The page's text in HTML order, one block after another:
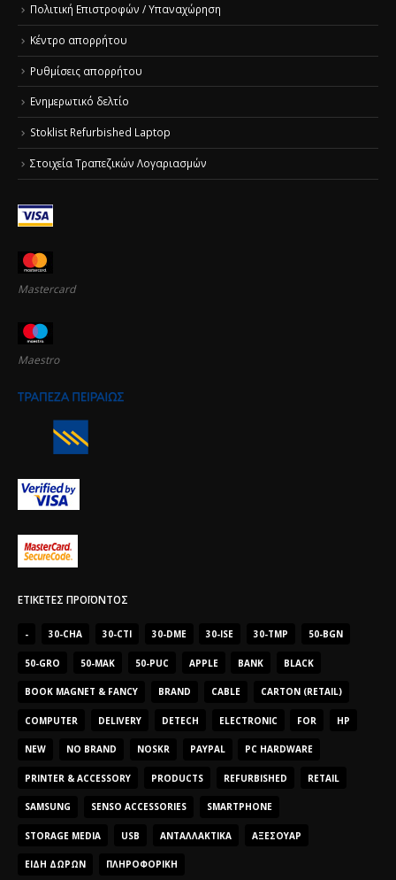
Πολιτική Επιστροφών / Υπαναχώρηση
Κέντρο απορρήτου
Ρυθμίσεις απορρήτου
Ενημερωτικό δελτίο
Stoklist Refurbished Laptop
Στοιχεία Τραπεζικών Λογαριασμών
Mastercard
Maestro
ΕΤΙΚΈΤΕΣ ΠΡΟΪΌΝΤΟΣ
- 30-CHA 30-CTI 30-DME 30-ISE 30-TMP 50-BGN
50-GRO 50-MAK 50-PUC APPLE BANK BLACK
BOOK MAGNET & FANCY BRAND CABLE CARTON (RETAIL)
COMPUTER DELIVERY DETECH ELECTRONIC FOR HP
NEW NO BRAND NOSKR PAYPAL PC HARDWARE
PRINTER & ACCESSORY PRODUCTS REFURBISHED RETAIL
SAMSUNG SENSO ACCESSORIES SMARTPHONE
STORAGE MEDIA USB ΑΝΤΑΛΛΑΚΤΙΚΆ ΑΞΕΣΟΥΆΡ
ΕΊΔΗ ΔΏΡΩΝ ΠΛΗΡΟΦΟΡΙΚΉ